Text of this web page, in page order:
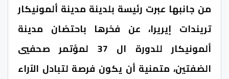
من جانبها عبرت رئيسة بلدينة مدينة ألمونيكار
تريندات إيريرا، عن فخرها باحتضان مدينة
ألمونيكار للدورة ال 37 لمؤتمر صحفيي
الضفتين، متمنية أن يكون فرصة لتبادل الآراء